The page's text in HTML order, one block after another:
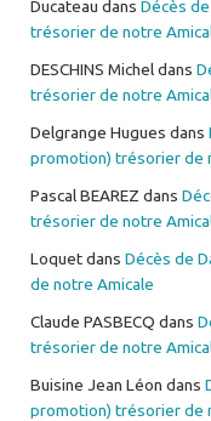
Ducateau dans Décès
trésorier de notre
DESCHINS Micheldans
trésorier de notre
Delgrange Hugues dans
promotion) trésorier de
Pascal BEAREZ dans
trésorier de notre
Loquetdans Décès de
de notre Amicale
Claude PASBECQ dans
trésorier de notre
Buisine Jean Léon dans
promotion) trésorier de